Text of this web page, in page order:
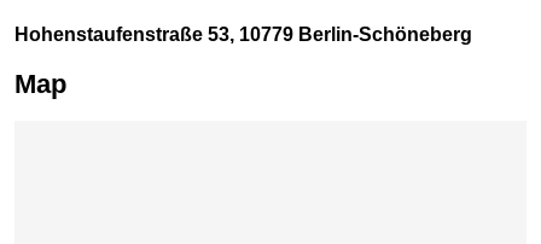
Hohenstaufenstraße 53, 10779 Berlin-Schöneberg
Map